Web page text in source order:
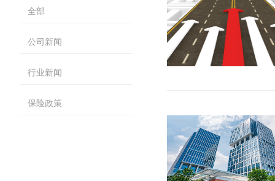
全部
公司新闻
行业新闻
保险政策